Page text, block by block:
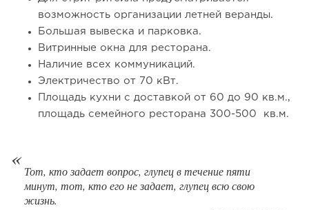
182
Франшиза кафе: рейтинг лучших франшиз общепита для
открытия заведения
возможность организации летней веранды.
Большая вывеска и парковка.
Витринные окна для ресторана.
Наличие всех коммуникаций.
Электричество от 70 кВт.
Площадь кухни с доставкой от 60 до 90 кв.м.,
площадь семейного ресторана 300-500 кв.м.
Тот, кто задает вопрос, глупец в течение пяти
минут, тот, кто его не задает, глупец всю свою
жизнь.